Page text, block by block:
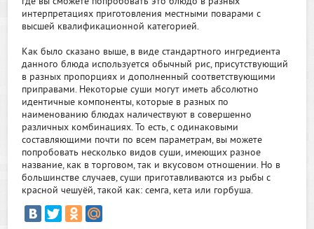
интерпретациях приготовления местными поварами с
высшей квалификационной категорией.
Как было сказано выше, в виде стандартного ингредиента
данного блюда используется обычный рис, присутствующий
в разных пропорциях и дополненный соответствующими
приправами. Некоторые суши могут иметь абсолютно
идентичные компоненты, которые в разных по
наименованию блюдах наличествуют в совершенно
различных комбинациях. То есть, с одинаковыми
составляющими почти по всем параметрам, вы можете
попробовать несколько видов суши, имеющих разное
название, как в торговом, так и вкусовом отношении. Но в
большинстве случаев, суши приготавливаются из рыбы с
красной чешуёй, такой как: семга, кета или горбуша.